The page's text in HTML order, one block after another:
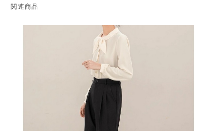
関連商品